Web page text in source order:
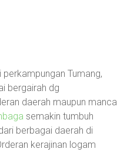
Tumang,
bergairah dg
daerah maupun manca
semakin tumbuh
berbagai daerah di
kerajinan logam